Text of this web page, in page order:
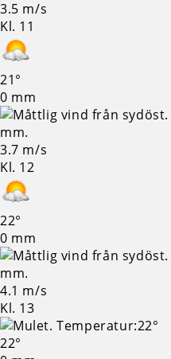
3.5 m/s
Kl. 11
21°
0 mm
3.7 m/s
Kl. 12
22°
0 mm
4.1 m/s
Kl. 13
22°